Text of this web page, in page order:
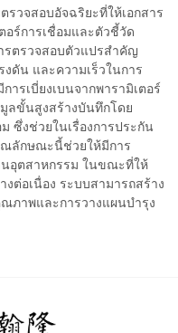
รวจสอบอัจฉริยะที่ให้เอกสาร
อร์การเชื่อมและตัวชี้วัด
ตรวจสอบตัวแปรสำคัญ
ดัน และความเร็วในการ
รเบี่ยงเบนจากพารามิเตอร์
ลขั้นสูงสร้างบันทึกโดย
ซึ่งช่วยในเรื่องการประกัน
ลักษณะนี้ช่วยให้มีการ
อุตสาหกรรม ในขณะที่ให้
ต่อเนื่อง ระบบสามารถสร้าง
ภาพและการวางแผนบำรุง